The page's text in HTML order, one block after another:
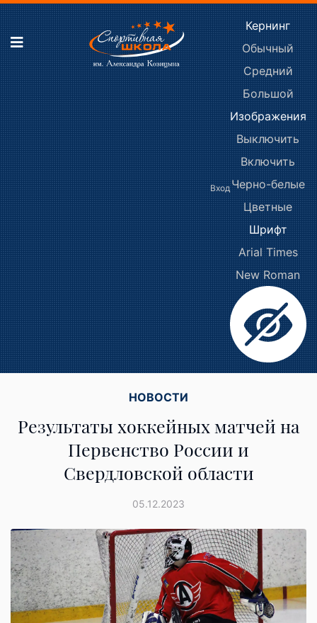
Кернинг
Обычный
Средний
Большой
Изображения
Выключить
Включить
Черно-белые
Цветные
Шрифт
Arial Times
New Roman
Вход
НОВОСТИ
Результаты хоккейных матчей на
Первенство России и
Свердловской области
05.12.2023